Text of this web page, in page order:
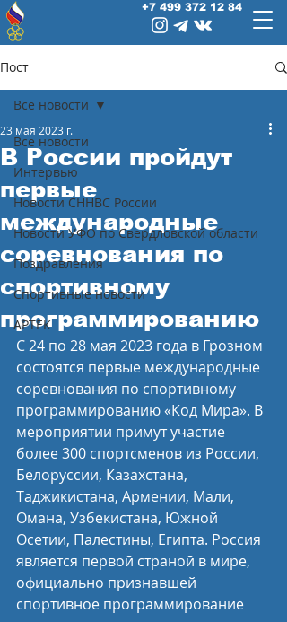
+7 499 372 12 84
Пост
Все новости
Интервью
Новости СННВС России
Новости УФО по Свердловской области
Поздравления
Спортивные новости
АРТЕК
Все новости
В России пройдут
первые
международные
соревнования по
спортивному
программированию
23 мая 2023 г.
С 24 по 28 мая 2023 года в Грозном
состоятся первые международные
соревнования по спортивному
программированию «Код Мира». В
мероприятии примут участие
более 300 спортсменов из России,
Белоруссии, Казахстана,
Таджикистана, Армении, Мали,
Омана, Узбекистана, Южной
Осетии, Палестины, Египта. Россия
является первой страной в мире,
официально признавшей
спортивное программирование